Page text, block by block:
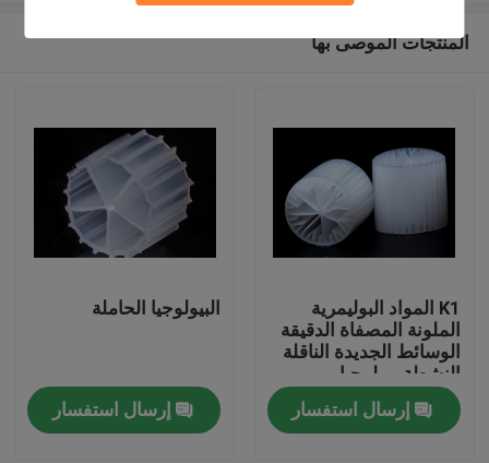
المنتجات الموصى بها
K1 المواد البوليمرية
الملونة المصفاة الدقيقة
الوسائط الجديدة الناقلة
النشطة بيولوجيا
إرسال استفسار
البيولوجيا الحاملة
إرسال استفسار